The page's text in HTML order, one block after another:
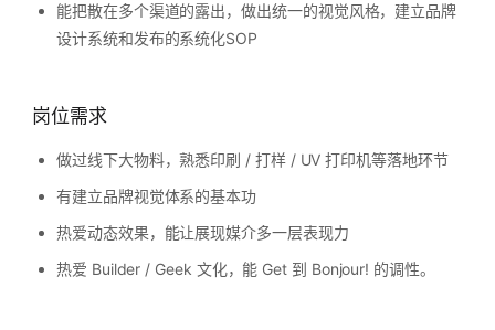
能把散在多个渠道的露出，做出统一的视觉风格，建立品牌
设计系统和发布的系统化SOP
岗位需求
做过线下大物料，熟悉印刷 / 打样 / UV 打印机等落地环节
有建立品牌视觉体系的基本功
热爱动态效果，能让展现媒介多一层表现力
热爱 Builder / Geek 文化，能 Get 到 Bonjour! 的调性。